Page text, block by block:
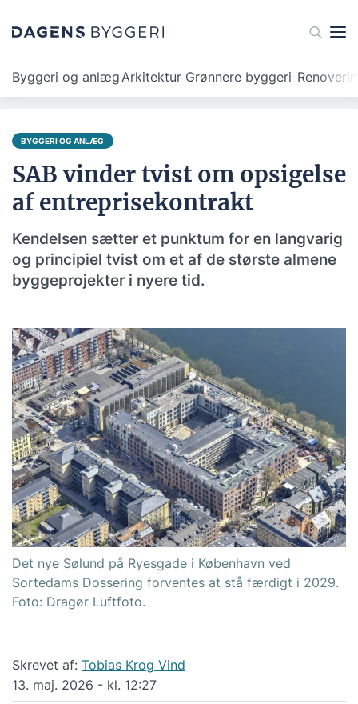
Byggeri og anlægArkitektur Grønnere byggeri
BYGGERI OG ANLÆG
SAB vinder tvist om opsigelse
af entreprisekontrakt
Kendelsen sætter et punktum for en langvarig
og principiel tvist om et af de største almene
byggeprojekter i nyere tid.
Det nye Sølund på Ryesgade i København ved
Sortedams Dossering forventes at stå færdigt i 2029.
Foto: Dragør Luftfoto.
Skrevet af: Tobias Krog Vind
13. maj. 2026 - kl. 12:27